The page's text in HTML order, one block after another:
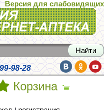
Версия для слабовидящих
98-28
Корзина